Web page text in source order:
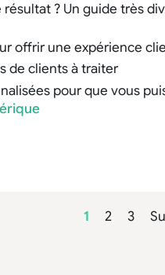
? Un guide très
offrir une expérience
de clients à traiter
pour que vous
1 2 3